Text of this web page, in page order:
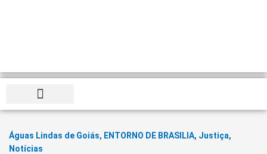
Águas Lindas de Goiás, ENTORNO DE BRASILIA, Justiça,
Notícias